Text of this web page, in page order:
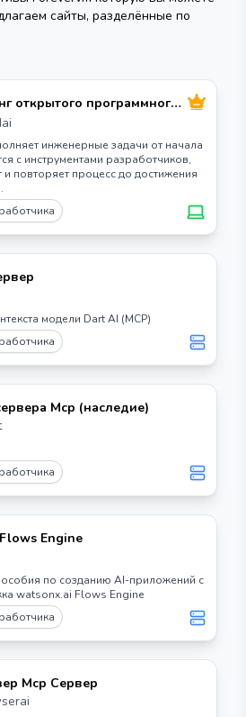
сайты, разделённые по
открытого программного
для разработки ИИ-
инженерные задачи от начала
с инструментами разработчиков,
и повторяет процесс до достижения
модели Dart AI (MCP)
Mcp (наследие)
Engine
по созданию AI-приложений с
watsonx.ai Flows Engine
Mcp Сервер